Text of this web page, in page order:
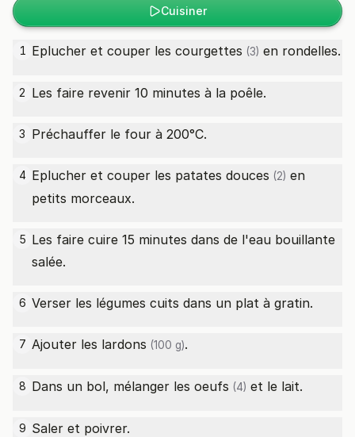
Cuisiner
1 Eplucher et couper les courgettes (3) en rondelles.
2 Les faire revenir 10 minutes à la poêle.
3 Préchauffer le four à 200°C.
4 Eplucher et couper les patates douces (2) en
petits morceaux.
5 Les faire cuire 15 minutes dans de l'eau bouillante
salée.
6 Verser les légumes cuits dans un plat à gratin.
7 Ajouter les lardons (100 g).
8 Dans un bol, mélanger les oeufs (4) et le lait.
9 Saler et poivrer.